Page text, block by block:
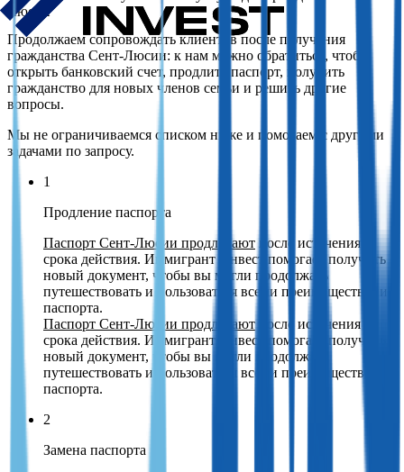
Люсии
Продолжаем сопровождать клиентов после получения
гражданства Сент-Люсии: к нам можно обратиться, чтобы
открыть банковский счет, продлить паспорт, получить
гражданство для новых членов семьи и решить другие
вопросы.
Мы не ограничиваемся списком ниже и помогаем с другими
задачами по запросу.
1
Продление паспорта
Паспорт Сент-Люсии продлеваютпосле истечения
срока действия. Иммигрант Инвест помогает получить
новый документ, чтобы вы могли продолжать
путешествовать и пользоваться всеми преимуществами
паспорта.
Паспорт Сент-Люсии продлеваютпосле истечения
срока действия. Иммигрант Инвест помогает получить
новый документ, чтобы вы могли продолжать
путешествовать и пользоваться всеми преимуществами
паспорта.
2
Замена паспорта